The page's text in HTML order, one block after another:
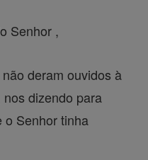
Senhor ,
deram ouvidos à
dizendo para
o Senhor tinha